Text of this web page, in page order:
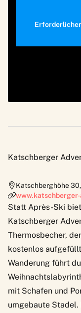
Katschberger
Katschberghöhe 30,
Statt Après-Ski
Katschberger
Thermosbecher,
kostenlos
Wanderung führt
mit Schafen und
umgebaute